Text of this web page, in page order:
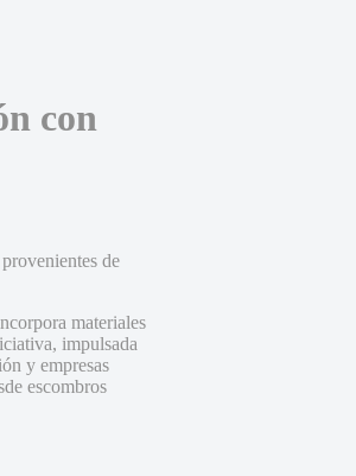
con
de
materiales
impulsada
y empresas
escombros